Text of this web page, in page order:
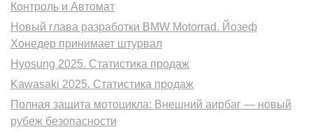
Контроль и Автомат
Новый глава разработки BMW Motorrad. Йозеф
Хонедер принимает штурвал
Hyosung 2025. Статистика продаж
Kawasaki 2025. Статистика продаж
Полная защита мотоцикла: Внешний аирбаг — новый
рубеж безопасности